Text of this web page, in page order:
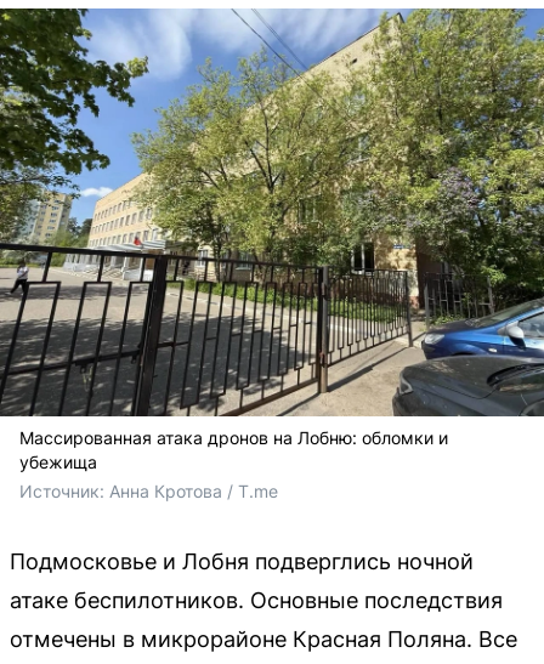
Массированная атака дронов на Лобню: обломки и
убежища
Источник: Анна Кротова / T.me
Подмосковье и Лобня подверглись ночной
атаке беспилотников. Основные последствия
отмечены в микрорайоне Красная Поляна. Все